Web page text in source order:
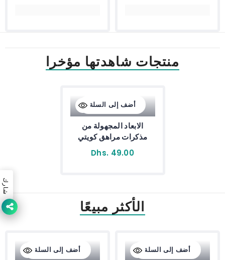
منتجات شاهدتها مؤخرا
أضف إلى السلة
الابعاد المجهولة من
مذكرات مراهق كويتي
Dhs. 49.00
الأكثر مبيعًا
أضف إلى السلة أضف إلى السلة
شارك